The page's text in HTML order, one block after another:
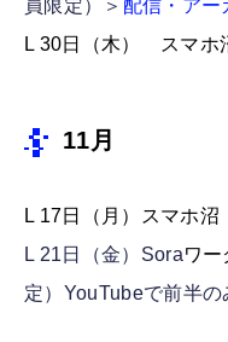
員限定）＞ 配信・アー
L 30日（木） スマホ
11月
L 17日（月）スマホ沼
L 21日（金）Soraワ
定）YouTubeで前半の